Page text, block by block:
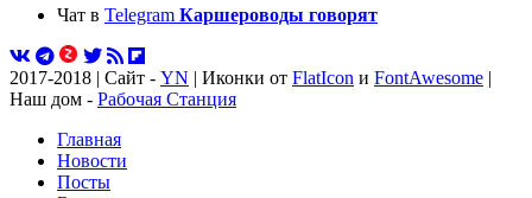
Чат в Telegram Каршероводы говорят
2017-2018 | Сайт - YN | Иконки от FlatIcon и FontAwesome |
Наш дом - Рабочая Станция
Главная
Новости
Посты